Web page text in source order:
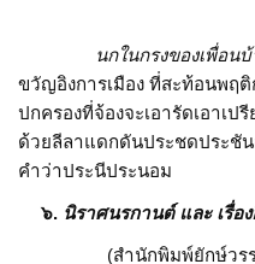
แค่เฉยชา
นกในกรงของเพื่อน
ขวัญอิงการเมือง ที่สะท้อนพฤ
ปกครองที่จ้องจะเอารัดเอาเ
ด้วยลีลาแดกดันประชดประชั
คำว่าประนีประนอม
๖. นิราศนรกานต์ และ เรื่อ
(สำนักพิมพ์ยักษ์ว